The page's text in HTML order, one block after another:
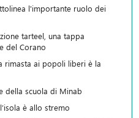
l'importante ruolo dei
tarteel, una tappa
del Corano
rimasta ai popoli liberi è la
della scuola di Minab
è allo stremo